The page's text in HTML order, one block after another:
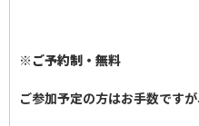
※ご予約制・無料
ご参加予定の方はお手数ですが